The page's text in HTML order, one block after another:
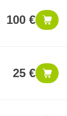
100 €
25 €